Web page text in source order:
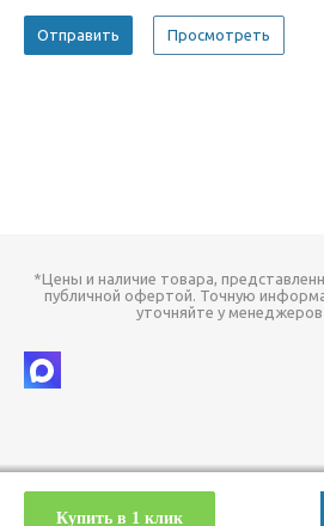
Купить в 1 клик
*Цены и наличие товара,
публичной офертой. Точную
уточняйте у
2026 © Компания "Онлайн Климат"
Отопления Вентиляции